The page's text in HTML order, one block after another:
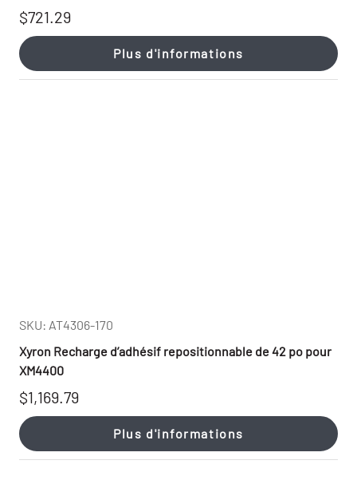
$721.29
Plus d'informations
SKU: AT4306-170
Xyron Recharge d’adhésif repositionnable de 42 po pour
XM4400
$1,169.79
Plus d'informations